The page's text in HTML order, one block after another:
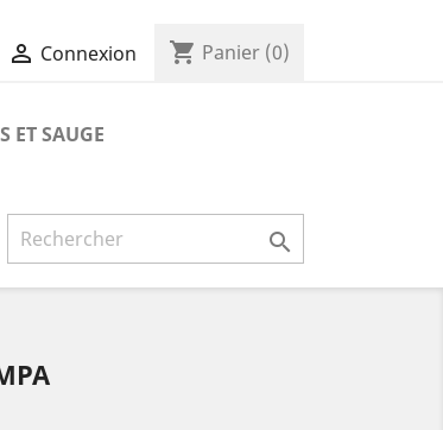
 Connexion shopping_cart Panier (0)
ET SAUGE
